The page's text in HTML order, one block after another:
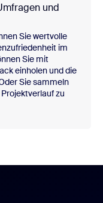
und
Sie wertvolle
im
Sie mit
einholen und die
Sie sammeln
zu